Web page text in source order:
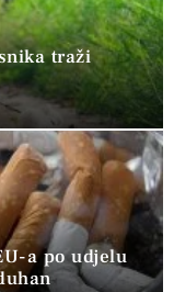
traži
a po udjelu